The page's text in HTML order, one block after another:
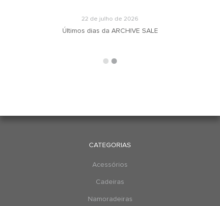
22 de julho de 2026
Últimos dias da ARCHIVE SALE
CATEGORIAS
Acessórios
Cadeiras
Namoradeiras